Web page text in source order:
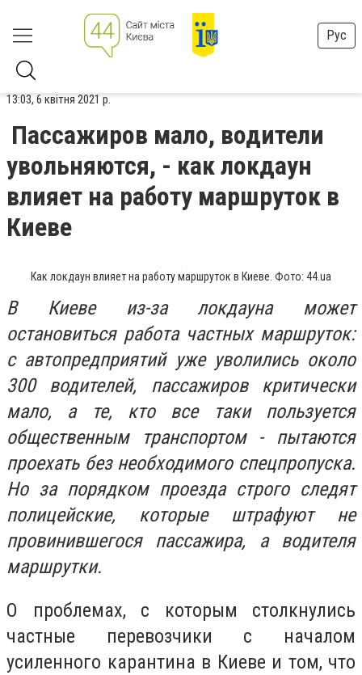
Рус
13:03, 6 квітня 2021 р.
Пассажиров мало, водители
увольняются, - как локдаун
влияет на работу маршруток в
Киеве
Как локдаун влияет на работу маршруток в Киеве. Фото: 44.ua
В Киеве из-за локдауна может
остановиться работа частных маршруток:
с автопредприятий уже уволились около
300 водителей, пассажиров критически
мало, а те, кто все таки пользуется
общественным транспортом - пытаются
проехать без необходимого спецпропуска.
Но за порядком проезда строго следят
полицейские, которые штрафуют не
провинившегося пассажира, а водителя
маршрутки.
О проблемах, с которым столкнулись
частные перевозчики с началом
усиленного карантина в Киеве и том, что